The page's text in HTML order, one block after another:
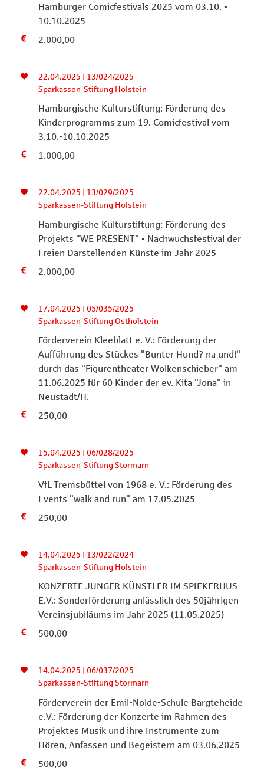
Hamburger Comicfestivals 2025 vom 03.10. -
10.10.2025
2.000,00
22.04.2025 | 13/024/2025
Sparkassen-Stiftung Holstein
Hamburgische Kulturstiftung: Förderung des
Kinderprogramms zum 19. Comicfestival vom
3.10.-10.10.2025
1.000,00
22.04.2025 | 13/029/2025
Sparkassen-Stiftung Holstein
Hamburgische Kulturstiftung: Förderung des
Projekts "WE PRESENT" - Nachwuchsfestival der
Freien Darstellenden Künste im Jahr 2025
2.000,00
17.04.2025 | 05/035/2025
Sparkassen-Stiftung Ostholstein
Förderverein Kleeblatt e. V.: Förderung der
Aufführung des Stückes "Bunter Hund? na und!"
durch das "Figurentheater Wolkenschieber" am
11.06.2025 für 60 Kinder der ev. Kita "Jona" in
Neustadt/H.
250,00
15.04.2025 | 06/028/2025
Sparkassen-Stiftung Stormarn
VfL Tremsbüttel von 1968 e. V.: Förderung des
Events "walk and run" am 17.05.2025
250,00
14.04.2025 | 13/022/2024
Sparkassen-Stiftung Holstein
KONZERTE JUNGER KÜNSTLER IM SPIEKERHUS
E.V.: Sonderförderung anlässlich des 50jährigen
Vereinsjubiläums im Jahr 2025 (11.05.2025)
500,00
14.04.2025 | 06/037/2025
Sparkassen-Stiftung Stormarn
Förderverein der Emil-Nolde-Schule Bargteheide
e.V.: Förderung der Konzerte im Rahmen des
Projektes Musik und ihre Instrumente zum
Hören, Anfassen und Begeistern am 03.06.2025
500,00